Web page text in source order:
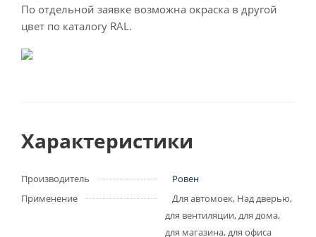
По отдельной заявке возможна окраска в другой
цвет по каталогу RAL.
Характеристики
Производитель
Ровен
Применение
Для автомоек, Над дверью,
для вентиляции, для дома,
для магазина, для офиса